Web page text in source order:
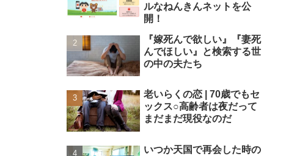
ルなねんきんネットを公
開！
『嫁死んで欲しい』『妻死
んでほしい』と検索する世
の中の夫たち
老いらくの恋 | 70歳でもセ
ックス○高齢者は夜だって
まだまだ現役なのだ
いつか天国で再会した時の